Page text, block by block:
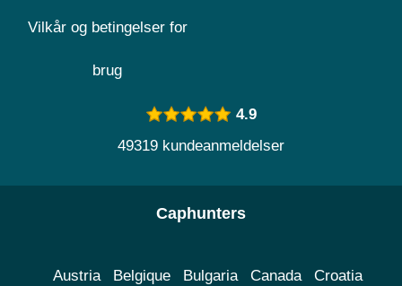
Vilkår og betingelser for
brug
4.9
49319 kundeanmeldelser
Caphunters
Austria Belgique Bulgaria Canada Croatia